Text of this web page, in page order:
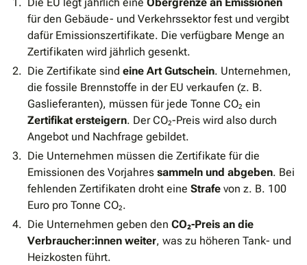
Die EU legt jährlich eine Obergrenze an Emissionen
für den Gebäude- und Verkehrssektor fest und vergibt
dafür Emissionszertifikate. Die verfügbare Menge an
Zertifikaten wird jährlich gesenkt.
Die Zertifikate sind eine Art Gutschein. Unternehmen,
die fossile Brennstoffe in der EU verkaufen (z. B.
Gaslieferanten), müssen für jede Tonne CO₂ ein
Zertifikat ersteigern. Der CO₂-Preis wird also durch
Angebot und Nachfrage gebildet.
Die Unternehmen müssen die Zertifikate für die
Emissionen des Vorjahres sammeln und abgeben. Bei
fehlenden Zertifikaten droht eine Strafe von z. B. 100
Euro pro Tonne CO₂.
Die Unternehmen geben den CO₂-Preis an die
Verbraucher:innen weiter, was zu höheren Tank- und
Heizkosten führt.